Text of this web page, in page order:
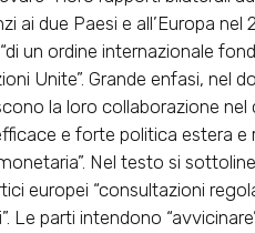
ai due Paesi e all’Europa nel
un ordine internazionale
Unite”. Grande enfasi, nel
la loro collaborazione
e forte politica estera e
Nel testo si
europei “consultazioni
Le parti intendono